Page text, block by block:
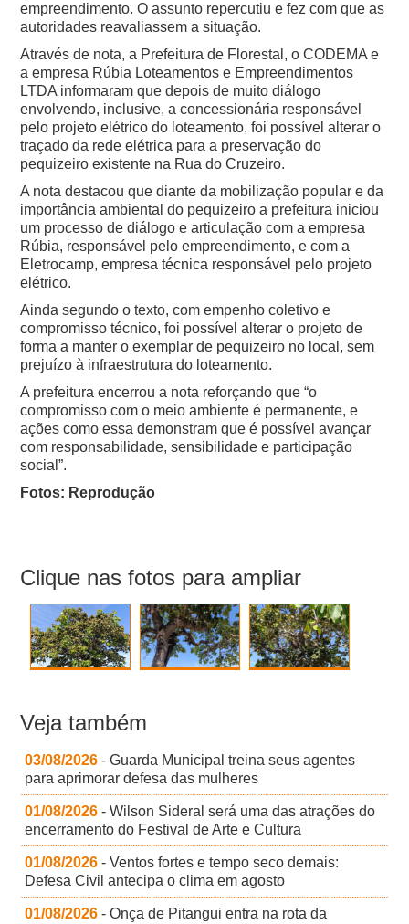
empreendimento. O assunto repercutiu e fez com que as
autoridades reavaliassem a situação.
Através de nota, a Prefeitura de Florestal, o CODEMA e
a empresa Rúbia Loteamentos e Empreendimentos
LTDA informaram que depois de muito diálogo
envolvendo, inclusive, a concessionária responsável
pelo projeto elétrico do loteamento, foi possível alterar o
traçado da rede elétrica para a preservação do
pequizeiro existente na Rua do Cruzeiro.
A nota destacou que diante da mobilização popular e da
importância ambiental do pequizeiro a prefeitura iniciou
um processo de diálogo e articulação com a empresa
Rúbia, responsável pelo empreendimento, e com a
Eletrocamp, empresa técnica responsável pelo projeto
elétrico.
Ainda segundo o texto, com empenho coletivo e
compromisso técnico, foi possível alterar o projeto de
forma a manter o exemplar de pequizeiro no local, sem
prejuízo à infraestrutura do loteamento.
A prefeitura encerrou a nota reforçando que “o
compromisso com o meio ambiente é permanente, e
ações como essa demonstram que é possível avançar
com responsabilidade, sensibilidade e participação
social”.
Fotos: Reprodução
Clique nas fotos para ampliar
Veja também
03/08/2026 - Guarda Municipal treina seus agentes
para aprimorar defesa das mulheres
01/08/2026 - Wilson Sideral será uma das atrações do
encerramento do Festival de Arte e Cultura
01/08/2026 - Ventos fortes e tempo seco demais:
Defesa Civil antecipa o clima em agosto
01/08/2026 - Onça de Pitangui entra na rota da